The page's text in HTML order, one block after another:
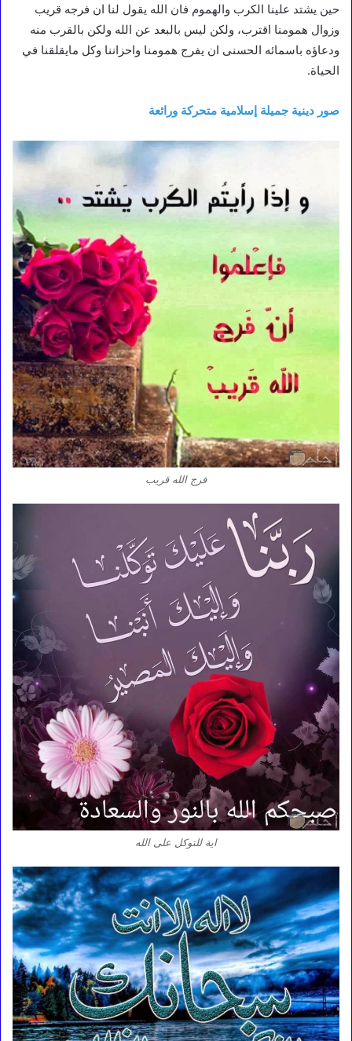
حين يشتد علينا الكرب والهموم فان الله يقول لنا ان فرجه قريب
وزوال همومنا اقترب، ولكن ليس بالبعد عن الله ولكن بالقرب منه
ودعاؤه باسمائه الحسنى ان يفرج همومنا واحزاننا وكل مايقلقنا في
الحياة.
صور دينية جميلة إسلامية متحركة ورائعة
فرج الله قريب
اية للتوكل على الله